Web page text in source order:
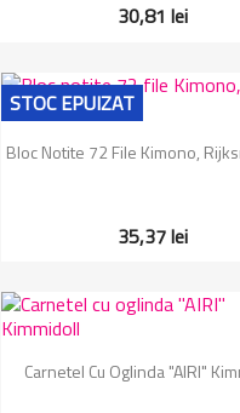
30,81 lei
Vizualizare rapida
Bloc Notite 72 File Kimono,
35,37 lei
STOC EPUIZAT
Vizualizare rapida
Carnetel Cu Oglinda "AIRI"